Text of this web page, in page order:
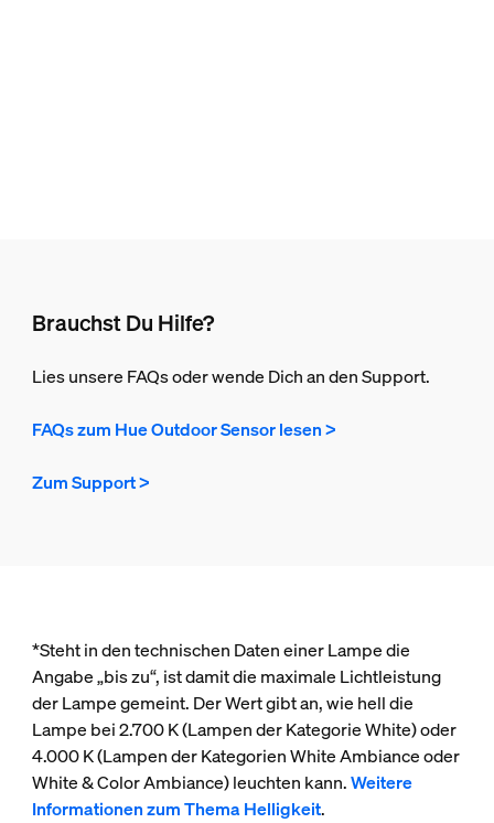
Brauchst Du Hilfe?
Lies unsere FAQs oder wende Dich an den Support.
FAQs zum Hue Outdoor Sensor lesen >
Zum Support >
*Steht in den technischen Daten einer Lampe die
Angabe „bis zu“, ist damit die maximale Lichtleistung
der Lampe gemeint. Der Wert gibt an, wie hell die
Lampe bei 2.700 K (Lampen der Kategorie White) oder
4.000 K (Lampen der Kategorien White Ambiance oder
White & Color Ambiance) leuchten kann.Weitere
Informationen zum Thema Helligkeit.